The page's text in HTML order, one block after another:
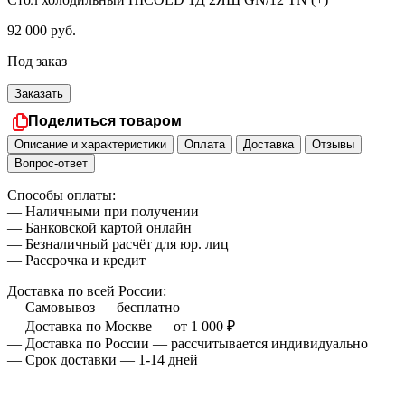
92 000 руб.
Под заказ
Заказать
Поделиться товаром
Описание и характеристики Оплата Доставка
Отзывы
Вопрос-ответ
Способы оплаты:
— Наличными при получении
— Банковской картой онлайн
— Безналичный расчёт для юр. лиц
— Рассрочка и кредит
Доставка по всей России:
— Самовывоз — бесплатно
— Доставка по Москве — от 1 000 ₽
— Доставка по России — рассчитывается индивидуально
— Срок доставки — 1-14 дней